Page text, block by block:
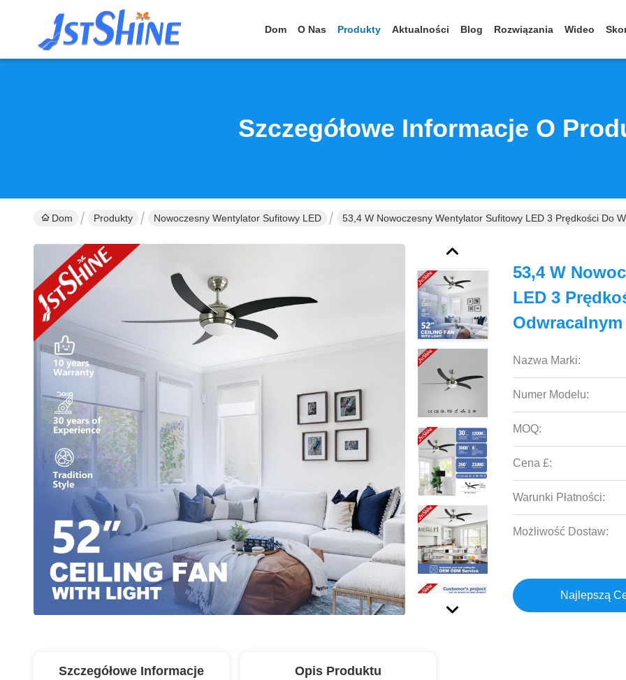
Dom O Nas Produkty Aktualności Blog Rozwiązania Wideo
Szczegółowe Informacje O
Dom Produkty Nowoczesny Wentylator Sufitowy LED 53,4 W Nowoczesny Wentylator Sufitowy LED 3 Prędkości Do
53,4 W
LED 3
Odwracalnym
Nazwa Marki:
Numer Modelu:
MOQ:
Cena £:
Warunki Płatności:
Możliwość Dostaw:
Najlepszą
Szczegółowe Informacje Opis Produktu